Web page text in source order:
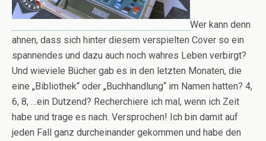
Wer kann denn
ahnen, dass sich hinter diesem verspielten Cover so ein
spannendes und dazu auch noch wahres Leben verbirgt?
Und wieviele Bücher gab es in den letzten Monaten, die
eine „Bibliothek“ oder „Buchhandlung“ im Namen hatten? 4,
6, 8, …ein Dutzend? Recherchiere ich mal, wenn ich Zeit
habe und trage es nach. Versprochen! Ich bin damit auf
jeden Fall ganz durcheinander gekommen und habe den